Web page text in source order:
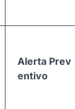
Alerta Prev
entivo